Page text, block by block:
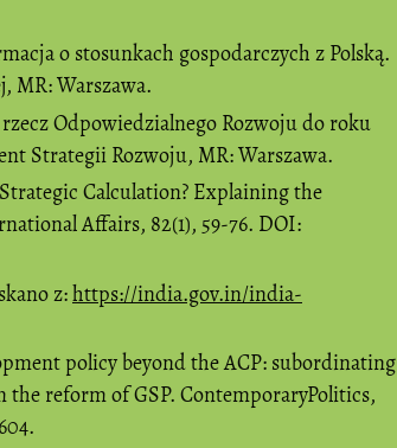
o stosunkach gospodarczych z Polską.
MR: Warszawa.
Odpowiedzialnego Rozwoju do roku
Strategii Rozwoju, MR: Warszawa.
Calculation? Explaining the
Affairs, 82(1), 59-76. DOI:
z:https://india.gov.in/india-
policy beyond the ACP: subordinating
reform of GSP. ContemporaryPolitics,